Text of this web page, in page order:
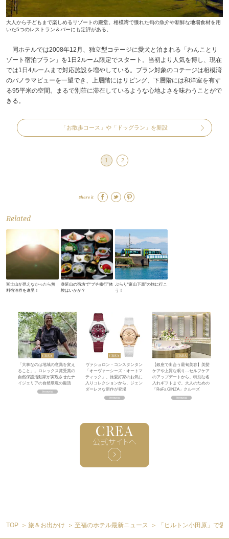
大人から子どもまで楽しめるリゾートの殿堂。相模湾で獲れた旬の魚介や新鮮な地場食材を用
いた5つのレストラン＆バーにも定評がある。
同ホテルでは2008年12月、独立型コテージに愛犬と泊まれる「わんことリ
ゾート宿泊プラン」を1日2ルーム限定でスタート。当初より人気を博し、現在
では1日4ルームまで対応施設を増やしている。プラン対象のコテージは相模湾
のパノラマビューを一望でき、上層階にはリビング、下層階には和洋室を有す
る95平米の空間。まるで別荘に滞在しているような心地よさを味わうことがで
きる。
「お散歩コース」や「ドッグラン」を新設
1 2
Share it
Related
富士山が見えなかったら無
料宿泊券を進呈！
身延山の宿坊で“プチ修行”体
験はいかが？
ぶらり“富山下車”の旅に行こ
う！
「大事なのは地域の意識を変え
ること」。ロレックス賞受賞の
自然保護活動家が実現させたナ
イジェリアの自然環境の復活
ヴァシュロン・コンスタンタン
「オーヴァーシーズ・オートマ
ティック」。旅愛好家のお気に
入りコレクションから、ジェン
ダーレスな新作が登場
【銀座で出合う最旬美容】美髪
ケアや上質な眠り…セルフケア
のアップデートから、特別な名
入れギフトまで。大人のための
「ReFa GINZA」クルーズ
TOP 旅＆お出かけ 至福のホテル最新ニュース 「ヒルトン小田原」で